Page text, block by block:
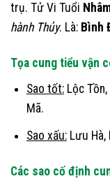
trụ. Tử Vi Tuổi
hành Thủy. Là: Bình
Tọa cung tiểu vận
Sao tốt:Lộc Tồn,
Mã.
Sao xấu:Lưu Hà,
Các sao cố định